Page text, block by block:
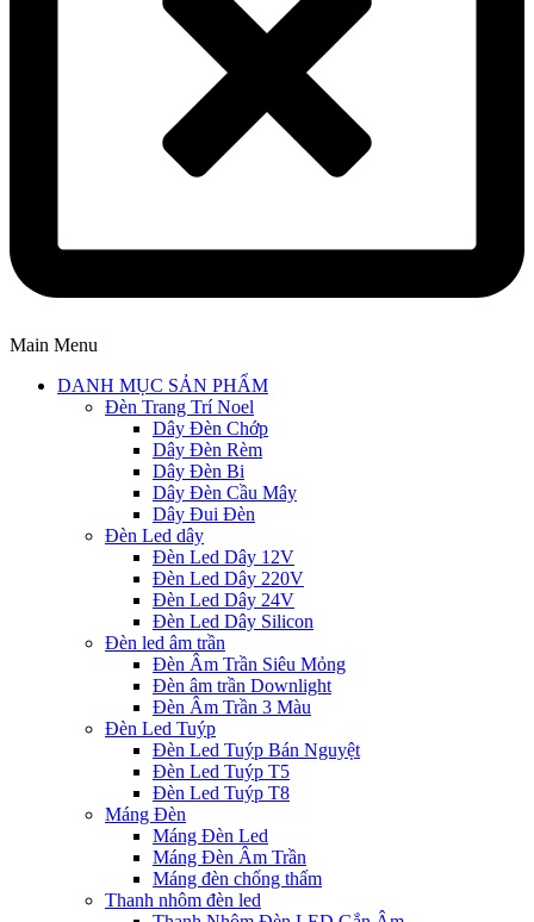
Main Menu
DANH MỤC SẢN PHẨM
Đèn Trang Trí Noel
Dây Đèn Chớp
Dây Đèn Rèm
Dây Đèn Bi
Dây Đèn Cầu Mây
Dây Đui Đèn
Đèn Led dây
Đèn Led Dây 12V
Đèn Led Dây 220V
Đèn Led Dây 24V
Đèn Led Dây Silicon
Đèn led âm trần
Đèn Âm Trần Siêu Mỏng
Đèn âm trần Downlight
Đèn Âm Trần 3 Màu
Đèn Led Tuýp
Đèn Led Tuýp Bán Nguyệt
Đèn Led Tuýp T5
Đèn Led Tuýp T8
Máng Đèn
Máng Đèn Led
Máng Đèn Âm Trần
Máng đèn chống thấm
Thanh nhôm đèn led